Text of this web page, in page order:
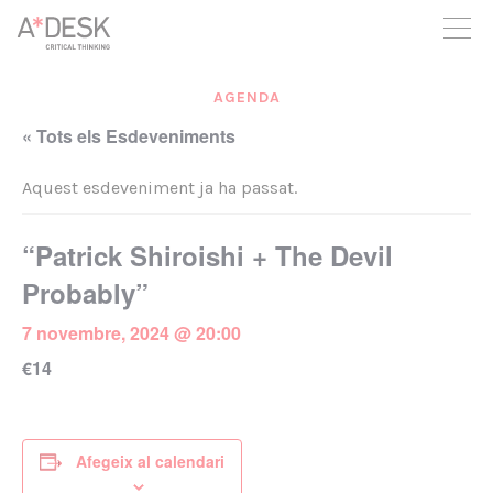
seguim necessitant-te per a poder seguir endavant. Ara pots
participar del projecte i recolzar-lo.
AGENDA
« Tots els Esdeveniments
Aquest esdeveniment ja ha passat.
“Patrick Shiroishi + The Devil
Probably”
7 novembre, 2024 @ 20:00
€14
Afegeix al calendari